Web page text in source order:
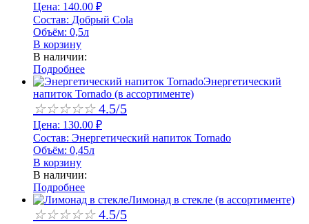
Цена: 140.00 ₽
Состав: Добрый Cola
Объём: 0,5л
В корзину
В наличии:
Подробнее
Энергетический
напиток Tornado (в ассортименте)
☆☆☆☆☆ 4.5/5
Цена: 130.00 ₽
Состав: Энергетический напиток Tornado
Объём: 0,45л
В корзину
В наличии:
Подробнее
Лимонад в стекле (в ассортименте)
☆☆☆☆☆ 4.5/5